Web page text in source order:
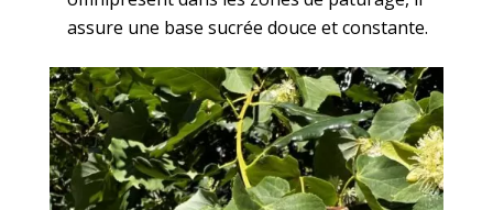
assure une base sucrée douce et constante.